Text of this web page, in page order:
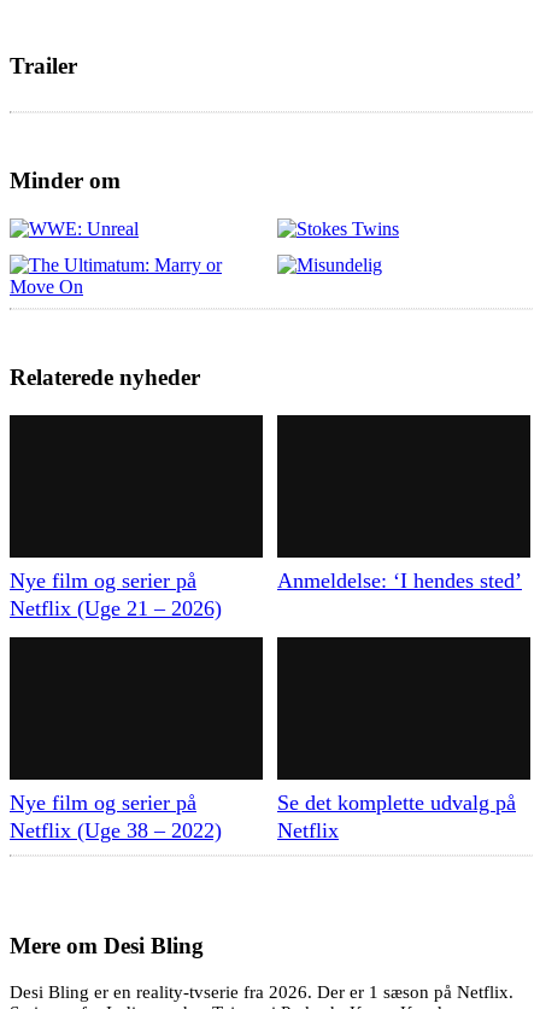
Trailer
Minder om
Relaterede nyheder
Nye film og serier på
Netflix (Uge 21 – 2026)
Anmeldelse: ‘I hendes sted’
Nye film og serier på
Netflix (Uge 38 – 2022)
Se det komplette udvalg på
Netflix
Mere om Desi Bling
Desi Bling er en reality-tvserie fra 2026. Der er 1 sæson på Netflix.